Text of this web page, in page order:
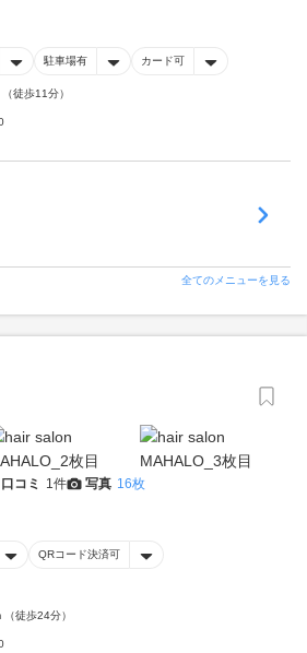
駐車場有 カード可
徒歩11分）
全てのメニューを見る
口コミ 1件 写真 16枚
QRコード決済可
徒歩24分）